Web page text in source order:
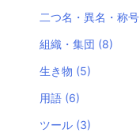
二つ名・異名・称号
組織・集団 (8)
生き物 (5)
用語 (6)
ツール (3)